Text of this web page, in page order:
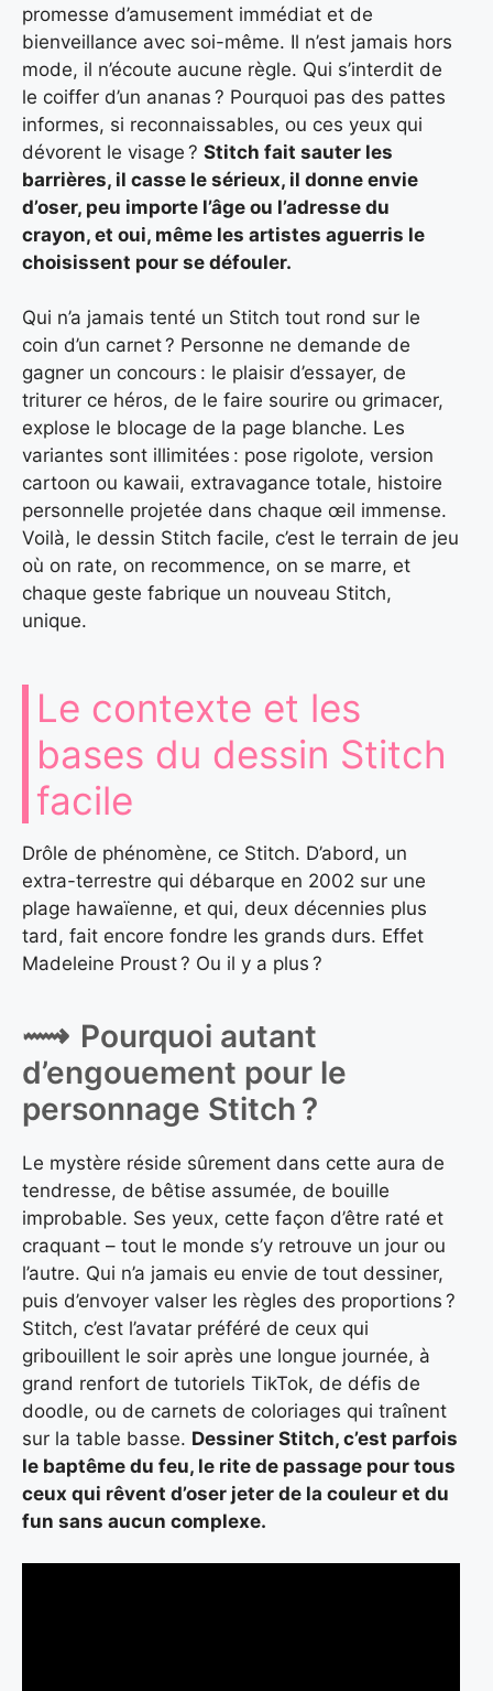
promesse d’amusement immédiat et de
bienveillance avec soi-même. Il n’est jamais hors
mode, il n’écoute aucune règle. Qui s’interdit de
le coiffer d’un ananas ? Pourquoi pas des pattes
informes, si reconnaissables, ou ces yeux qui
dévorent le visage ? Stitch fait sauter les
barrières, il casse le sérieux, il donne envie
d’oser, peu importe l’âge ou l’adresse du
crayon, et oui, même les artistes aguerris le
choisissent pour se défouler.
Qui n’a jamais tenté un Stitch tout rond sur le
coin d’un carnet ? Personne ne demande de
gagner un concours : le plaisir d’essayer, de
triturer ce héros, de le faire sourire ou grimacer,
explose le blocage de la page blanche. Les
variantes sont illimitées : pose rigolote, version
cartoon ou kawaii, extravagance totale, histoire
personnelle projetée dans chaque œil immense.
Voilà, le dessin Stitch facile, c’est le terrain de jeu
où on rate, on recommence, on se marre, et
chaque geste fabrique un nouveau Stitch,
unique.
Le contexte et les
bases du dessin Stitch
facile
Drôle de phénomène, ce Stitch. D’abord, un
extra-terrestre qui débarque en 2002 sur une
plage hawaïenne, et qui, deux décennies plus
tard, fait encore fondre les grands durs. Effet
Madeleine Proust ? Ou il y a plus ?
Pourquoi autant
d’engouement pour le
personnage Stitch ?
Le mystère réside sûrement dans cette aura de
tendresse, de bêtise assumée, de bouille
improbable. Ses yeux, cette façon d’être raté et
craquant – tout le monde s’y retrouve un jour ou
l’autre. Qui n’a jamais eu envie de tout dessiner,
puis d’envoyer valser les règles des proportions ?
Stitch, c’est l’avatar préféré de ceux qui
gribouillent le soir après une longue journée, à
grand renfort de tutoriels TikTok, de défis de
doodle, ou de carnets de coloriages qui traînent
sur la table basse. Dessiner Stitch, c’est parfois
le baptême du feu, le rite de passage pour tous
ceux qui rêvent d’oser jeter de la couleur et du
fun sans aucun complexe.